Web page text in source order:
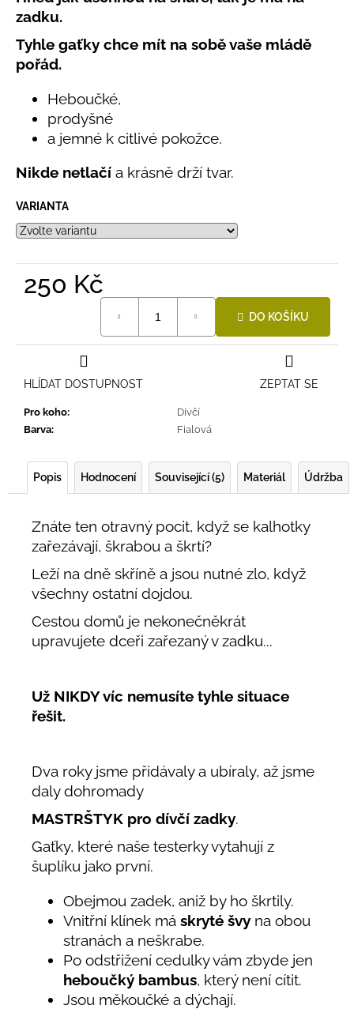
produktu
je
0,0
z
5
zadku.
Tyhle gaťky chce mít na sobě vaše mládě
pořád.
Heboučké,
prodyšné
a jemné k citlivé pokožce.
Nikde netlačí a krásně drží tvar.
VARIANTA
250 Kč
DO KOŠÍKU
Pro koho:
Dívčí
Barva: Fialová
ZEPTAT SE
HLÍDAT DOSTUPNOST
Popis Hodnocení Související (5) Materiál Údržba
Znáte ten otravný pocit, když se kalhotky
zařezávají, škrabou a škrtí?
Leží na dně skříně a jsou nutné zlo, když
všechny ostatní dojdou.
Cestou domů je nekonečněkrát
upravujete dceři zařezaný v zadku...
Už NIKDY víc nemusíte tyhle situace
řešit.
Dva roky jsme přidávaly a ubíraly, až jsme
daly dohromady
MASTRŠTYK pro dívčí zadky.
Gaťky, které naše testerky vytahují z
šuplíku jako první.
Obejmou zadek, aniž by ho škrtily.
Vnitřní klínek má skryté švy na obou
stranách a neškrabe.
Po odstřižení cedulky vám zbyde jen
heboučký bambus, který není cítit.
Jsou měkoučké a dýchají.
u
j
e
m
LETNÍ
RYCHLESCHNOUCÍ
TYRKYSOVÉ
695
Kč